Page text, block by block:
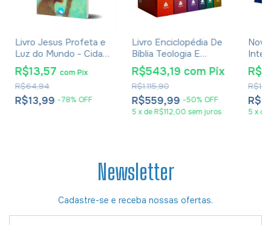
Livro Jesus Profeta e
Luz do Mundo - Cida
Almeida
R$13,99 -78% OFF
R$64,94
R$13,57 com Pix
Livro Enciclopédia De
Bíblia Teologia E
Filosofia - R. N.
Champlin
R$559,99 -50% OFF
R$1.115,90
R$543,19 com Pix
5 xdeR$112,00 sem juros
Por
5 x de
Newsletter
Cadastre-se e receba nossas ofertas.